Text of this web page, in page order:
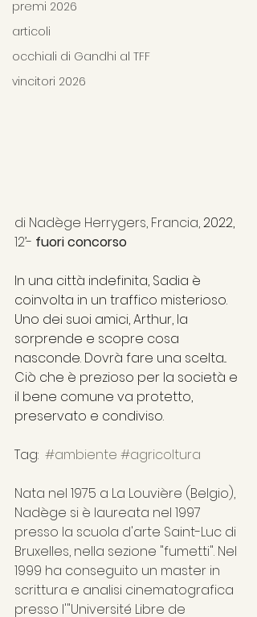
premi 2026
articoli
occhiali di Gandhi al TFF
vincitori 2026
di Nadège Herrygers, Francia, 2022,
12’- fuori concorso
In una città indefinita, Sadia è
coinvolta in un traffico misterioso.
Uno dei suoi amici, Arthur, la
sorprende e scopre cosa
nasconde. Dovrà fare una scelta...
Ciò che è prezioso per la società e
il bene comune va protetto,
preservato e condiviso.
Tag: #ambiente #agricoltura
Nata nel 1975 a La Louvière (Belgio),
Nadège si è laureata nel 1997
presso la scuola d'arte Saint-Luc di
Bruxelles, nella sezione "fumetti". Nel
1999 ha conseguito un master in
scrittura e analisi cinematografica
presso l'"Université Libre de